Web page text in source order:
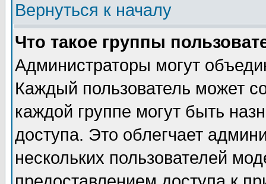
Вернуться к началу
Что такое группы
Администраторы могут
Каждый пользователь может
каждой группе могут быть
доступа. Это облегчает
нескольких пользователей